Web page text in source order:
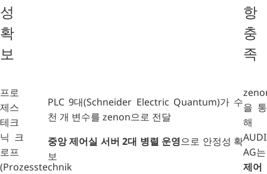
성
확
보
항
충
족
프로
제스
테크
닉 크
로프
(Prozesstechnik
PLC 9대(Schneider Electric Quantum)가 수
천 개 변수를 zenon으로 전달
중앙 제어실 서버 2대 병렬 운영으로 안정성 확
보
을 통
해
AUDI
AG는
제어